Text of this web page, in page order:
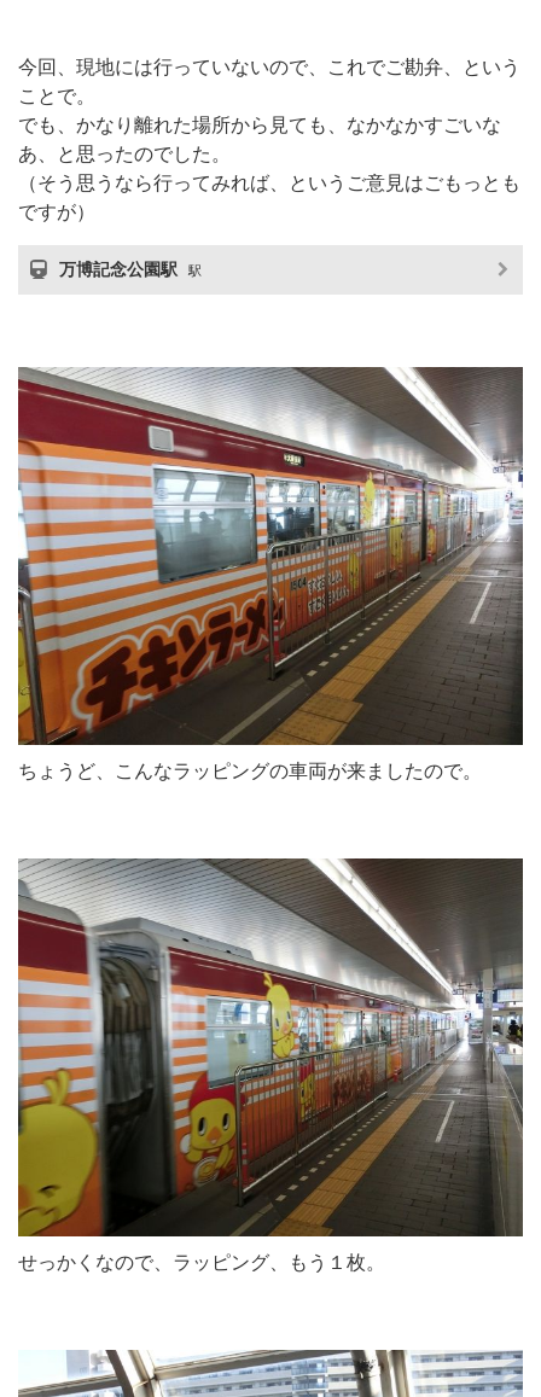
今回、現地には行っていないので、これでご勘弁、という
ことで。
でも、かなり離れた場所から見ても、なかなかすごいな
あ、と思ったのでした。
（そう思うなら行ってみれば、というご意見はごもっとも
ですが）
万博記念公園駅 駅
ちょうど、こんなラッピングの車両が来ましたので。
せっかくなので、ラッピング、もう１枚。